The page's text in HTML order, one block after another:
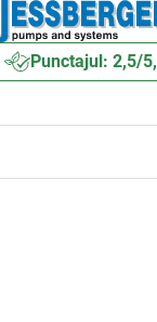
Punctajul: 2,5/